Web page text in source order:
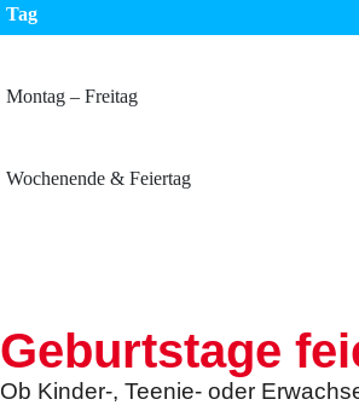
Tag
Montag – Freitag
Wochenende & Feiertag
Geburtstage
Ob Kinder-, Teenie- oder